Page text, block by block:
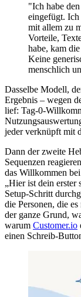
"Ich habe
eingefügt. Ich
mit allem zu
Vorteile,
habe, kam
Keine
menschlich
Dasselbe Modell,
Ergebnis – wegen
lief: Tag-0-
jeder verknüpft mit
Dann der zweite
Sequenzen
das Willkommen
„Hier ist dein erster
Setup-Schritt
die Personen, die
der ganze Grund,
warum Customer.io
einen Schreib-